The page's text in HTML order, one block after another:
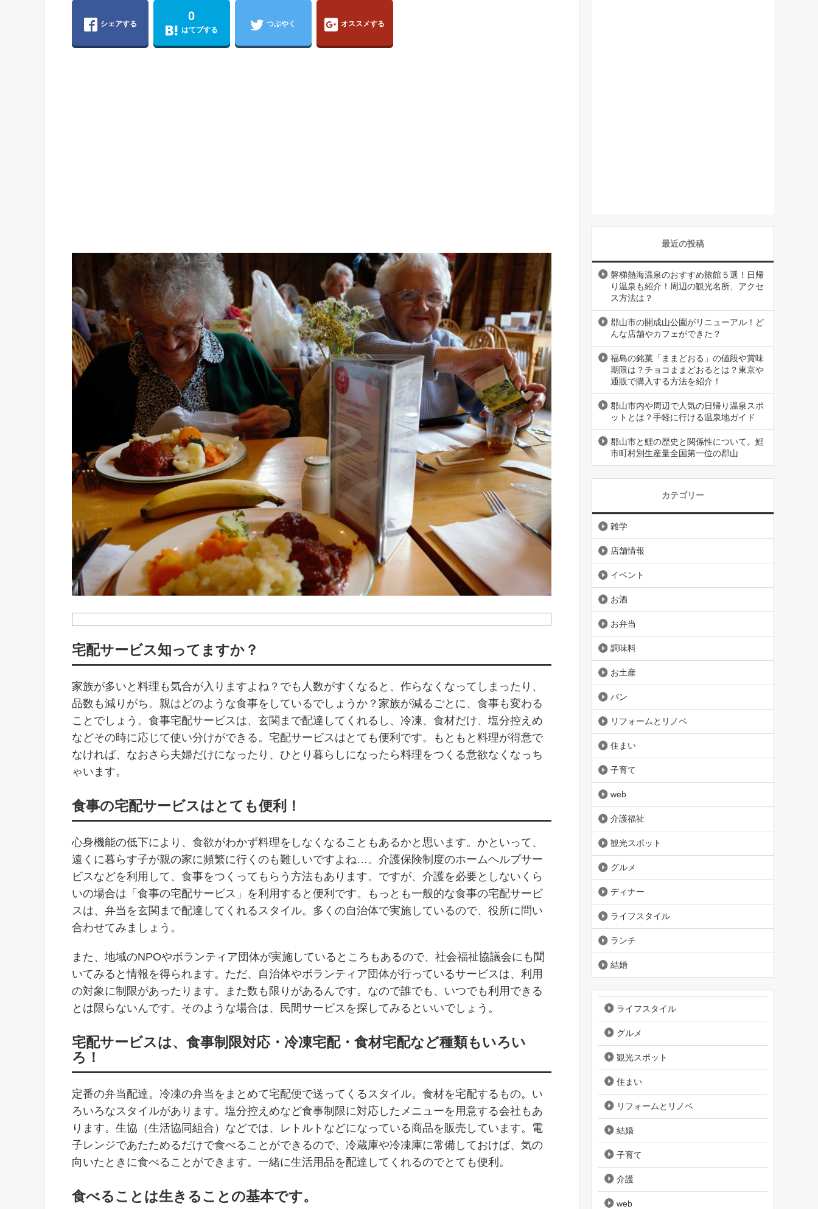
シェアする
0
はてブする
つぶやく オススメする
宅配サービス知ってますか？
家族が多いと料理も気合が入りますよね？でも人数がすくなると、作らなくなってしまったり、
品数も減りがち。親はどのような食事をしているでしょうか？家族が減るごとに、食事も変わる
ことでしょう。食事宅配サービスは、玄関まで配達してくれるし、冷凍、食材だけ、塩分控えめ
などその時に応じて使い分けができる。宅配サービスはとても便利です。もともと料理が得意で
なければ、なおさら夫婦だけになったり、ひとり暮らしになったら料理をつくる意欲なくなっち
ゃいます。
食事の宅配サービスはとても便利！
心身機能の低下により、食欲がわかず料理をしなくなることもあるかと思います。かといって、
遠くに暮らす子が親の家に頻繁に行くのも難しいですよね…。介護保険制度のホームヘルプサー
ビスなどを利用して、食事をつくってもらう方法もあります。ですが、介護を必要としないくら
いの場合は「食事の宅配サービス」を利用すると便利です。もっとも一般的な食事の宅配サービ
スは、弁当を玄関まで配達してくれるスタイル。多くの自治体で実施しているので、役所に問い
合わせてみましょう。
また、地域のNPOやボランティア団体が実施しているところもあるので、社会福祉協議会にも聞
いてみると情報を得られます。ただ、自治体やボランティア団体が行っているサービスは、利用
の対象に制限があったります。また数も限りがあるんです。なので誰でも、いつでも利用できる
とは限らないんです。そのような場合は、民間サービスを探してみるといいでしょう。
宅配サービスは、食事制限対応・冷凍宅配・食材宅配など種類もいろい
ろ！
定番の弁当配達。冷凍の弁当をまとめて宅配便で送ってくるスタイル。食材を宅配するもの。い
ろいろなスタイルがあります。塩分控えめなど食事制限に対応したメニューを用意する会社もあ
ります。生協（生活協同組合）などでは、レトルトなどになっている商品を販売しています。電
子レンジであたためるだけで食べることができるので、冷蔵庫や冷凍庫に常備しておけば、気の
向いたときに食べることができます。一緒に生活用品を配達してくれるのでとても便利。
食べることは生きることの基本です。
最近の投稿
磐梯熱海温泉のおすすめ旅館５選！日帰
り温泉も紹介！周辺の観光名所、アクセ
ス方法は？
郡山市の開成山公園がリニューアル！ど
んな店舗やカフェができた？
福島の銘菓「ままどおる」の値段や賞味
期限は？チョコままどおるとは？東京や
通販で購入する方法を紹介！
郡山市内や周辺で人気の日帰り温泉スポ
ットとは？手軽に行ける温泉地ガイド
郡山市と鯉の歴史と関係性について。鯉
市町村別生産量全国第一位の郡山
カテゴリー
雑学
店舗情報
イベント
お酒
お弁当
調味料
お土産
パン
リフォームとリノベ
住まい
子育て
web
介護福祉
観光スポット
グルメ
ディナー
ライフスタイル
ランチ
結婚
ライフスタイル
グルメ
観光スポット
住まい
リフォームとリノベ
結婚
子育て
介護
web